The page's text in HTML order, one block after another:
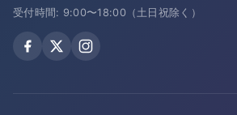
受付時間: 9:00〜18:00（土日祝除く）